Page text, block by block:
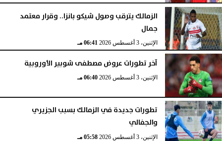
الزمالك يترقب وصول شيكو بانزا.. وقرار معتمد
جمال
الإثنين، 3 أغسطس 2026 06:41 مـ
آخر تطورات عروض مصطفى شوبير الأوروبية
الإثنين، 3 أغسطس 2026 06:40 مـ
تطورات جديدة في الزمالك بسبب الجزيري
والجفالي
الإثنين، 3 أغسطس 2026 05:58 مـ